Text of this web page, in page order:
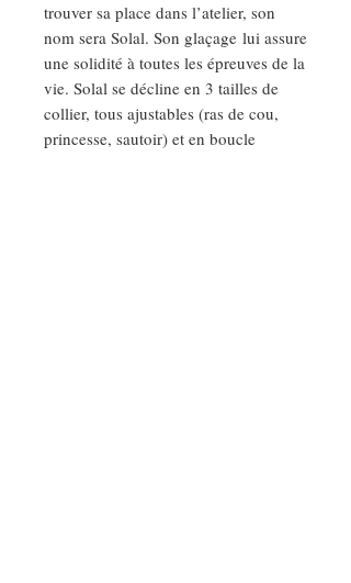
trouver sa place dans l’atelier, son
nom sera Solal. Son glaçage lui assure
une solidité à toutes les épreuves de la
vie. Solal se décline en 3 tailles de
collier, tous ajustables (ras de cou,
princesse, sautoir) et en boucle